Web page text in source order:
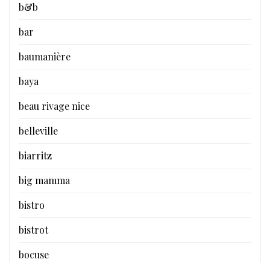
b&b
bar
baumanière
baya
beau rivage nice
belleville
biarritz
big mamma
bistro
bistrot
bocuse